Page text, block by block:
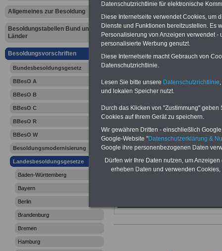
Allgemeines zur Besoldung
Besoldungstabellen Bund und
Länder
Besoldungsvorschriften
Bundesbesoldungsgesetz
BBesO A
BBesO B
BBesO C
BBesO R
BBesO W
Besoldungsmodernisierung
Landesbesoldungsgesetze
Baden-Württemberg
Bayern
Berlin
Brandenburg
Bremen
Hamburg
Schleswig-
(SHBesG):
Datenschutzrichtlinie für elektronische
Diese Internetseite verwendet Cookies, um
Dienste und Funktionen bereitzustellen. Es
Personalisierung von Anzeigen verwendet
personalisierte Werbung genutzt.
Diese Internetseite macht Gebrauch von
Datenschutzrichtlinie.
Lesen Sie bitte unsere Datenschutzrichtlinie
und lokalen Speicher nutzt.
Durch das Klicken von "Zustimmung"
Cookies auf Ihrem Gerät zu speichern.
Wir gewähren Dritten - einschließlich
Google-Website "Datenschutzerklärung &
Google ihre personenbezogenen Daten
Dürfen wir Ihre Daten nutzen, um
erheben Daten und verwenden